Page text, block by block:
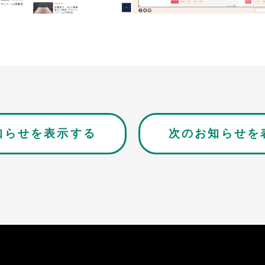
らせを表示する 次のお知らせを